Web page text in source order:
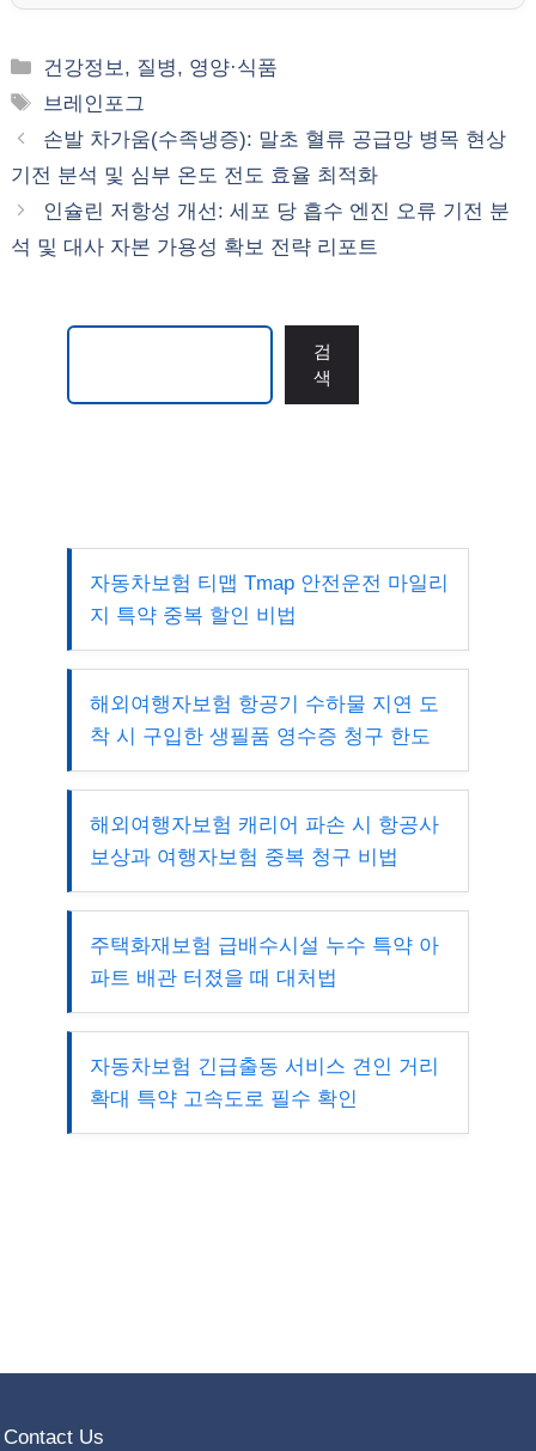
카
테
리
건강정보, 질병, 영양·식품
태
그
브레인포그
손발 차가움(수족냉증): 말초 혈류 공급망 병목 현상
기전 분석 및 심부 온도 전도 효율 최적화
인슐린 저항성 개선: 세포 당 흡수 엔진 오류 기전 분
석 및 대사 자본 가용성 확보 전략 리포트
검
색
자동차보험 티맵 Tmap 안전운전 마일리
지 특약 중복 할인 비법
해외여행자보험 항공기 수하물 지연 도
착 시 구입한 생필품 영수증 청구 한도
해외여행자보험 캐리어 파손 시 항공사
보상과 여행자보험 중복 청구 비법
주택화재보험 급배수시설 누수 특약 아
파트 배관 터졌을 때 대처법
자동차보험 긴급출동 서비스 견인 거리
확대 특약 고속도로 필수 확인
Contact Us